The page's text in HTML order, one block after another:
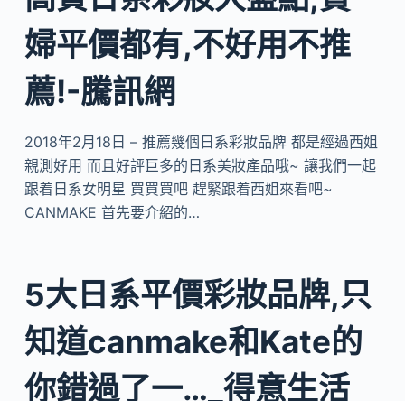
婦平價都有,不好用不推
薦!-騰訊網
2018年2月18日 – 推薦幾個日系彩妝品牌 都是經過西姐
親測好用 而且好評巨多的日系美妝產品哦~ 讓我們一起
跟着日系女明星 買買買吧 趕緊跟着西姐來看吧~
CANMAKE 首先要介紹的…
5大日系平價彩妝品牌,只
知道canmake和Kate的
你錯過了一…_得意生活